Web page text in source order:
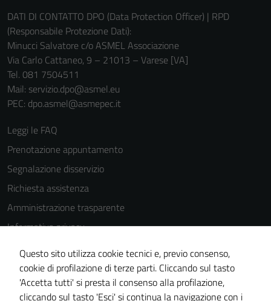
DATI DI CONTATTO DPO (Data Protection Officer) | RPD
(Responsabile Protezione Dati):
Minucci Salvatore c/o ASMEL Associazione
Via Carlo Cattaneo, 9 – 21013 – Varese [VA]
Tel. 081 7504511
Mail: servizio.dpo@asmel.eu
PEC: dpo.asmel@asmepec.it
Leggi le FAQ
Prenotazione appuntamento
Segnalazione disservizio
Richiesta assistenza
Amministrazione trasparente
Informativa privacy
Note legali
Dichiarazione di accessibilità
Questo sito utilizza cookie tecnici e, previo consenso,
cookie di profilazione di terze parti. Cliccando sul tasto
'Accetta tutti' si presta il consenso alla profilazione,
cliccando sul tasto 'Esci' si continua la navigazione con i